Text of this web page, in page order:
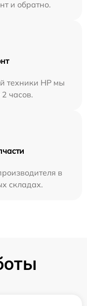
и обратно.
техники HP мы
часов.
в
складах.